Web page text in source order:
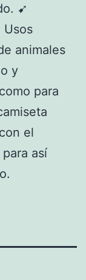
➹
Usos
animales
y
para
el
así